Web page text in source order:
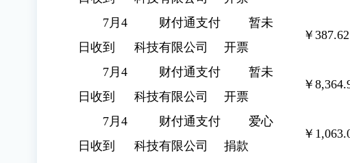
7月4
日收到
财付通支付
科技有限公司
暂未
开票
￥387.62
7月4
日收到
财付通支付
科技有限公司
暂未
开票
￥
7月4
日收到
财付通支付
科技有限公司
爱心
捐款
￥